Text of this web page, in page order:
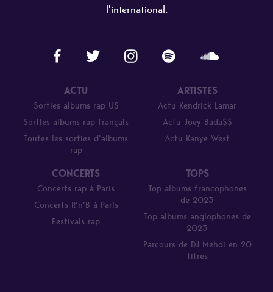
l'international.
ACTU
Sorties albums rap US
Sorties albums rap français
Toutes les sorties d’albums
rap
ARTISTES
Actu Kendrick Lamar
Actu Joey Bada$$
Actu Kanye West
CONCERTS
Concerts rap à Paris
Concerts R’n’B à Paris
Festivals rap
TOPS
Top albums francophones
de 2023
Top albums anglophones de
2023
Parcours de DJ Mehdi en 20
titres